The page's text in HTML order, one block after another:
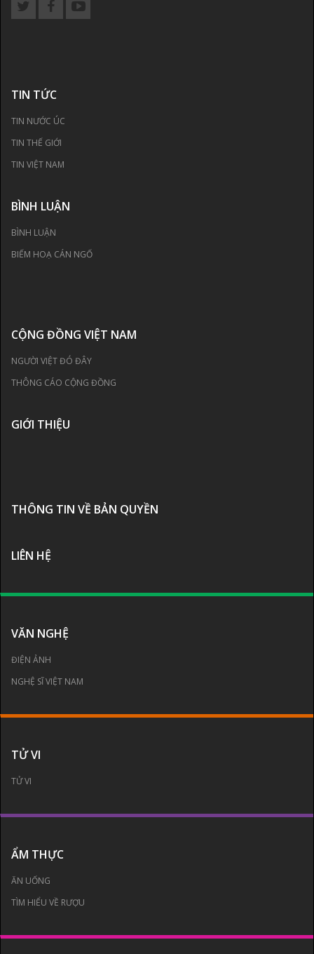
TIN TỨC
TIN NƯỚC ÚC
TIN THẾ GIỚI
TIN VIỆT NAM
BÌNH LUẬN
BÌNH LUẬN
BIẾM HOẠ CÁN NGỐ
CỘNG ĐỒNG VIỆT NAM
NGƯỜI VIỆT ĐÓ ĐÂY
THÔNG CÁO CỘNG ĐỒNG
GIỚI THIỆU
THÔNG TIN VỀ BẢN QUYỀN
LIÊN HỆ
VĂN NGHỆ
ĐIỆN ẢNH
NGHỆ SĨ VIỆT NAM
TỬ VI
TỬ VI
ẨM THỰC
ĂN UỐNG
TÌM HIỂU VỀ RƯỢU